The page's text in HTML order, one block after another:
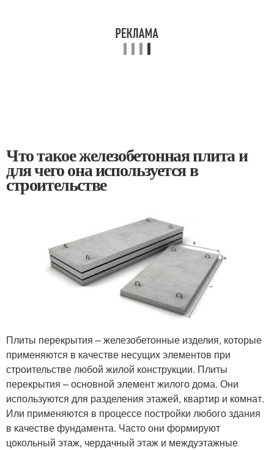
Что такое железобетонная плита и
для чего она используется в
строительстве
Плиты перекрытия – железобетонные изделия, которые
применяются в качестве несущих элементов при
строительстве любой жилой конструкции. Плиты
перекрытия – основной элемент жилого дома. Они
используются для разделения этажей, квартир и комнат.
Или применяются в процессе постройки любого здания
в качестве фундамента. Часто они формируют
цокольный этаж, чердачный этаж и междуэтажные